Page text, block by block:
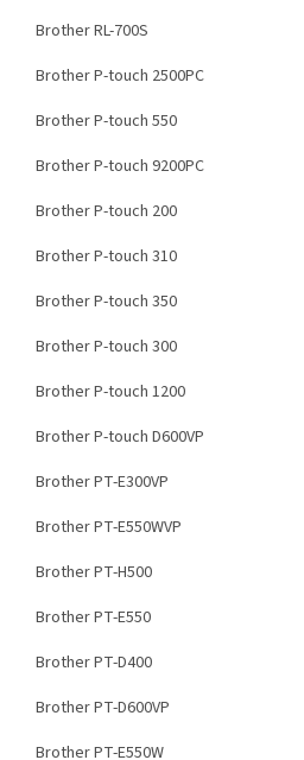
Brother RL-700S
Brother P-touch 2500PC
Brother P-touch 550
Brother P-touch 9200PC
Brother P-touch 200
Brother P-touch 310
Brother P-touch 350
Brother P-touch 300
Brother P-touch 1200
Brother P-touch D600VP
Brother PT-E300VP
Brother PT-E550WVP
Brother PT-H500
Brother PT-E550
Brother PT-D400
Brother PT-D600VP
Brother PT-E550W